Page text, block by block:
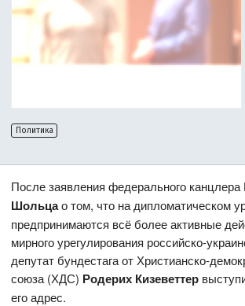
Политика
После заявления федерального
Шольцао том, что на дипломатическом
предпринимаются всё более активные
мирного урегулирования российско-
депутат бундестага от Христианско-
союза (ХДС) Родерих Кизеветтер
его адрес.